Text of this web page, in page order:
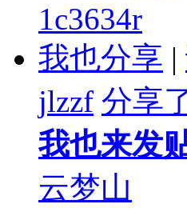
1c3634r
我也分享 |
jlzzf 分享
我也来发
云梦山